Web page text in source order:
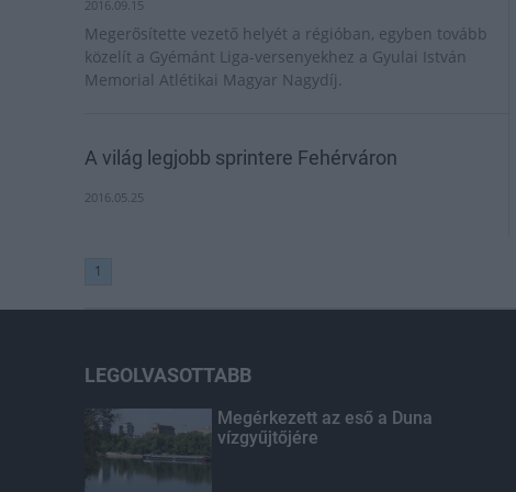
2016.09.15
Megerősítette vezető helyét a régióban, egyben tovább
közelít a Gyémánt Liga-versenyekhez a Gyulai István
Memorial Atlétikai Magyar Nagydíj.
A világ legjobb sprintere Fehérváron
2016.05.25
1
LEGOLVASOTTABB
Megérkezett az eső a Duna
vízgyűjtőjére